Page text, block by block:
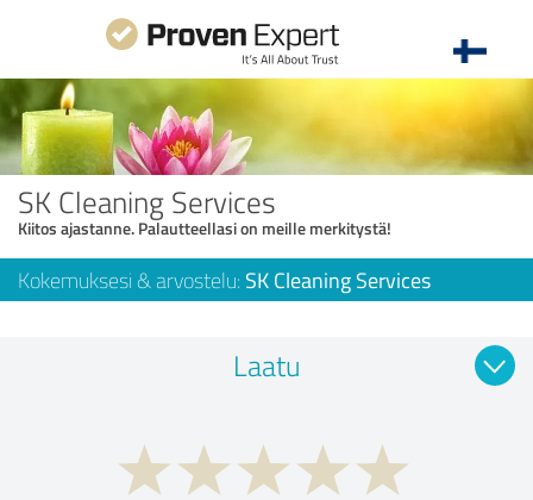
SK Cleaning Services
Kiitos ajastanne. Palautteellasi on meille merkitystä!
Kokemuksesi & arvostelu: SK Cleaning Services
Laatu